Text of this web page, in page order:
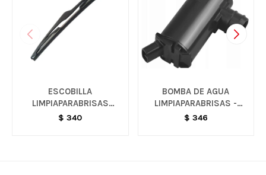
ESCOBILLA
LIMPIAPARABRISAS
TRASO - SPARK
$ 340
BOMBA DE AGUA
LIMPIAPARABRISAS -
AVEO
$ 346